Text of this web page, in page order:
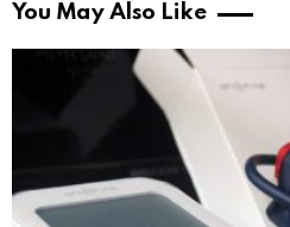
You May Also Like